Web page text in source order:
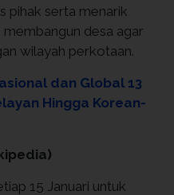
pihak serta menarik
desa agar
wilayah perkotaan.
dan Global 13
Hingga Korean-
15 Januari untuk